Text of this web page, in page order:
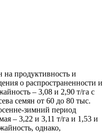
на продуктивность и
о распространенности и
– 3,08 и 2,90 т/га с
семян от 60 до 80 тыс.
зимний период
– 3,22 и 3,11 т/га и 1,53 и
однако,